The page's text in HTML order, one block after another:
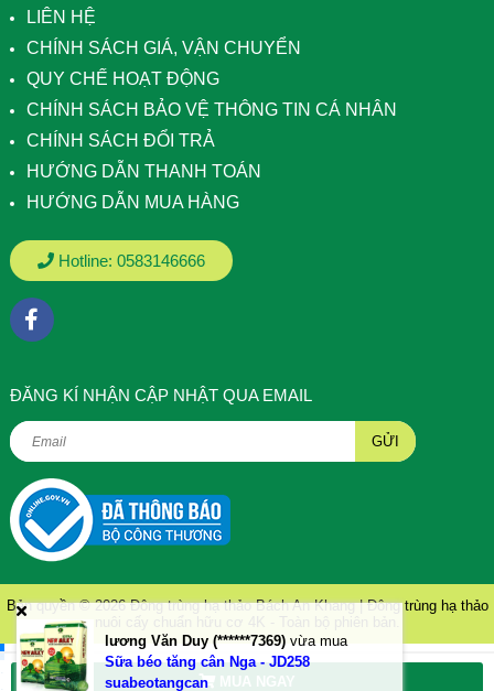
MUA NGAY
LIÊN HỆ
CHÍNH SÁCH GIÁ, VẬN CHUYỂN
QUY CHẾ HOẠT ĐỘNG
CHÍNH SÁCH BẢO VỆ THÔNG TIN CÁ NHÂN
CHÍNH SÁCH ĐỔI TRẢ
HƯỚNG DẪN THANH TOÁN
HƯỚNG DẪN MUA HÀNG
Hotline: 0583146666
ÐĂNG KÍ NHẬN CẬP NHẬT QUA EMAIL
GỬI
Bản quyền © 2026Đông trùng hạ thảo Bách An Khang | Đông trùng hạ thảo
.
lương Văn Duy (******7369) vừa mua
Sữa béo tăng cân Nga - JD258
suabeotangcan